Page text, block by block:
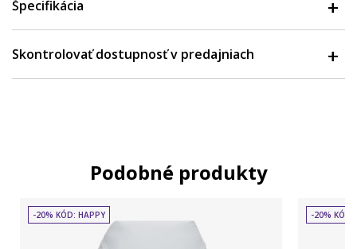
Špecifikácia
Skontrolovať dostupnosť v predajniach
Podobné produkty
-20% KÓD: HAPPY -20% KÓD: